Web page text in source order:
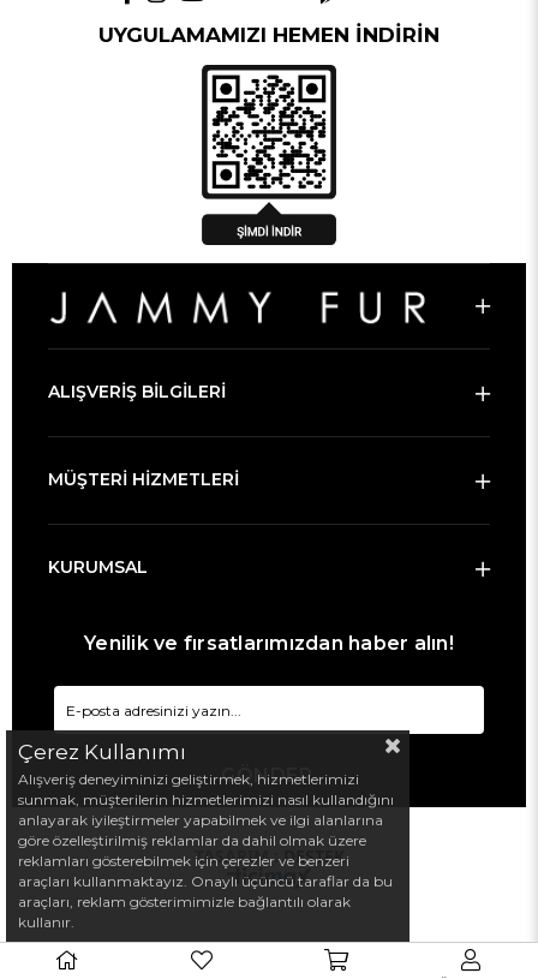
UYGULAMAMIZI HEMEN İNDİRİN
ALIŞVERİŞ BİLGİLERİ
MÜŞTERİ HİZMETLERİ
KURUMSAL
Yenilik ve fırsatlarımızdan haber alın!
GÖNDER
TASARIM :DESTEK
Çerez Kullanımı
Alışveriş deneyiminizi geliştirmek, hizmetlerimizi
sunmak, müşterilerin hizmetlerimizi nasıl kullandığını
anlayarak iyileştirmeler yapabilmek ve ilgi alanlarına
göre özelleştirilmiş reklamlar da dahil olmak üzere
reklamları gösterebilmek için çerezler ve benzeri
araçları kullanmaktayız. Onaylı üçüncü taraflar da bu
araçları, reklam gösterimimizle bağlantılı olarak
kullanır.